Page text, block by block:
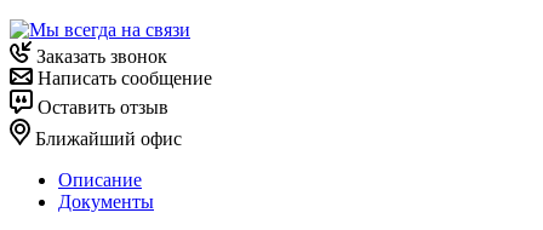
Заказать звонок
Написать сообщение
Оставить отзыв
Ближайший офис
Описание
Документы